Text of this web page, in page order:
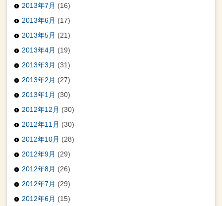
2013年7月 (16)
2013年6月 (17)
2013年5月 (21)
2013年4月 (19)
2013年3月 (31)
2013年2月 (27)
2013年1月 (30)
2012年12月 (30)
2012年11月 (30)
2012年10月 (28)
2012年9月 (29)
2012年8月 (26)
2012年7月 (29)
2012年6月 (15)